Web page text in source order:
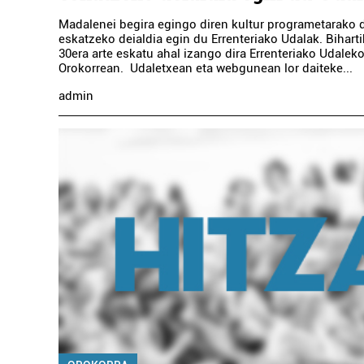
Madalenei begira egingo diren kultur programetarako
eskatzeko deialdia egin du Errenteriako Udalak.
30era arte eskatu ahal izango dira Errenteriako
Orokorrean. Udaletxean eta webgunean lor daiteke...
admin
HAZIA TABERNA
Irun